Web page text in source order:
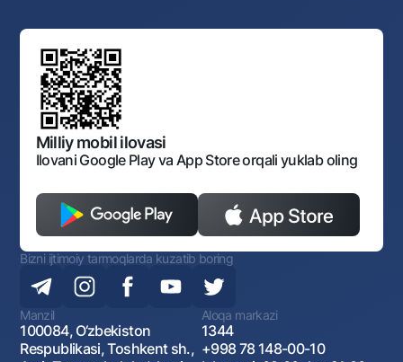
Aksilkorrupsiya
Korporativ uslub
Sayt haritasi
Ofis va bankomatlar
Shaxsiy ma'lumotlarni qayta ishlashga rozilik berish
O‘zbekiston Tasviriy san’at galereyasi
Standart shartnomalar
Normativ-huquqiy hujjatlar loyihalarini muhokama qilish
Normativ huquqiy hujjatlar
O'zbekiston Respublikasi Tashqi Iqtisodiy Faoliyat Milliy
Bankining ish tartibi va rejimi
Ochiq ma'lumotlar
Monopoliyaga qarshi komplaens
Milliy mobil ilovasi
Ilovani Google Play va App Store orqali yuklab oling
Bizni ijtimoiy tarmoqlarda kuzatib boring
Manzil
100084, O‘zbekiston
Respublikasi, Toshkent sh.,
Aloqa markazi
1344
+998 78 148-00-10